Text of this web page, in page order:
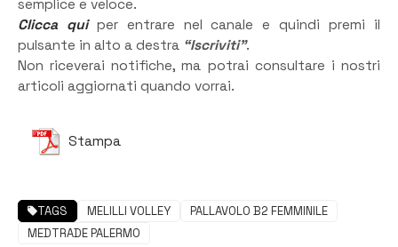
semplice e veloce.
Clicca quiper entrare nel canale e quindi premi il
pulsante in alto a destra “Iscriviti”.
Non riceverai notifiche, ma potrai consultare i nostri
articoli aggiornati quando vorrai.
Stampa
TAGS MELILLI VOLLEY
PALLAVOLO B2 FEMMINILE
MEDTRADE PALERMO